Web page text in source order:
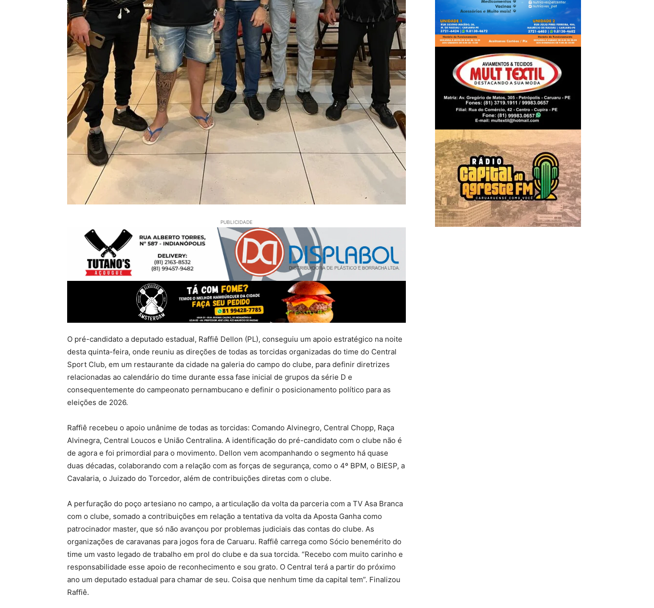
PUBLICIDADE
O pré-candidato a deputado estadual, Raffiê Dellon (PL), conseguiu um apoio estratégico na noite
desta quinta-feira, onde reuniu as direções de todas as torcidas organizadas do time do Central
Sport Club, em um restaurante da cidade na galeria do campo do clube, para definir diretrizes
relacionadas ao calendário do time durante essa fase inicial de grupos da série D e
consequentemente do campeonato pernambucano e definir o posicionamento político para as
eleições de 2026.
Raffiê recebeu o apoio unânime de todas as torcidas: Comando Alvinegro, Central Chopp, Raça
Alvinegra, Central Loucos e União Centralina. A identificação do pré-candidato com o clube não é
de agora e foi primordial para o movimento. Dellon vem acompanhando o segmento há quase
duas décadas, colaborando com a relação com as forças de segurança, como o 4º BPM, o BIESP, a
Cavalaria, o Juizado do Torcedor, além de contribuições diretas com o clube.
A perfuração do poço artesiano no campo, a articulação da volta da parceria com a TV Asa Branca
com o clube, somado a contribuições em relação a tentativa da volta da Aposta Ganha como
patrocinador master, que só não avançou por problemas judiciais das contas do clube. As
organizações de caravanas para jogos fora de Caruaru. Raffiê carrega como Sócio benemérito do
time um vasto legado de trabalho em prol do clube e da sua torcida. “Recebo com muito carinho e
responsabilidade esse apoio de reconhecimento e sou grato. O Central terá a partir do próximo
ano um deputado estadual para chamar de seu. Coisa que nenhum time da capital tem”. Finalizou
Raffiê.